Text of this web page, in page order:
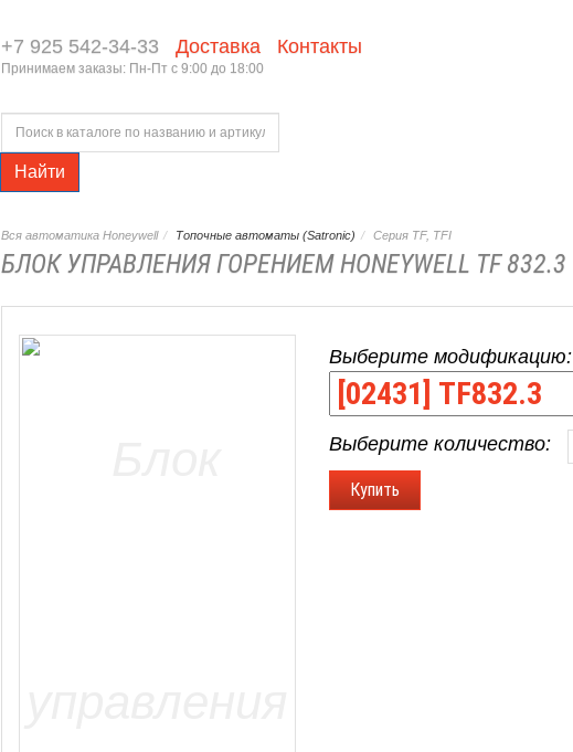
+7 925 542-34-33 Доставка Контакты
Принимаем заказы: Пн-Пт с 9:00 до 18:00
Найти
Вся автоматика Honeywell Топочные автоматы (Satronic) Серия TF, TFI
БЛОК УПРАВЛЕНИЯ ГОРЕНИЕМ HONEYWELL TF 832.3
Выберите модификацию:
Выберите количество: